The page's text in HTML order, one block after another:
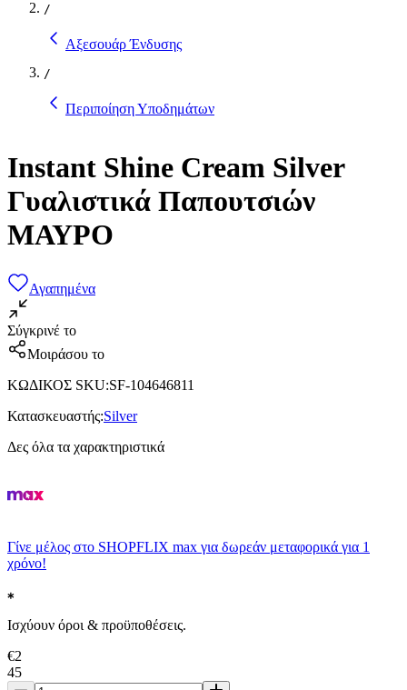
/
Αξεσουάρ Ένδυσης
/
Περιποίηση Υποδημάτων
Instant Shine Cream Silver
Γυαλιστικά Παπουτσιών
ΜΑΥΡΟ
Αγαπημένα
Σύγκρινέ το
Μοιράσου το
ΚΩΔΙΚΟΣ SKU:SF-104646811
Κατασκευαστής:Silver
Δες όλα τα χαρακτηριστικά
Γίνε μέλος στο SHOPFLIX max για δωρεάν μεταφορικά για 1
χρόνο!
Ισχύουν όροι & προϋποθέσεις.
€2
45